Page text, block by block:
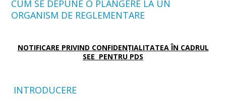
CUM SE DEPUNE O PLÂNGERE LA UN
ORGANISM DE REGLEMENTARE
NOTIFICARE PRIVIND CONFIDENȚIALITATEA ÎN CADRUL
SEE PENTRU PDS
INTRODUCERE